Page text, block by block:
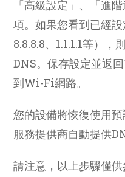
「高級設定」、「進
項。如果您看到已經
8.8.8.8、1.1.1.1等），
DNS。保存設定並返
到Wi-Fi網路。
您的設備將恢復使用
服務提供商自動提供
請注意，以上步驟僅